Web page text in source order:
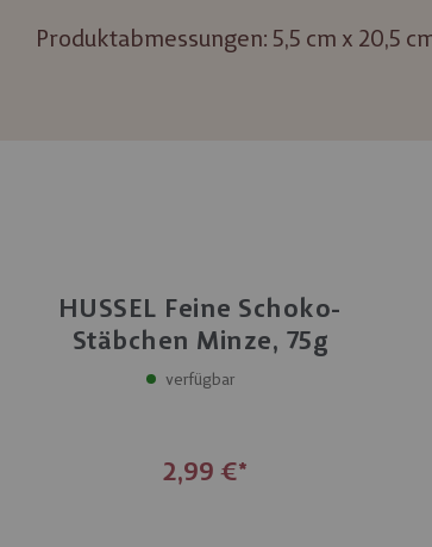
Produktabmessungen: 5,5 cm x 20,5
HUSSEL Feine Schoko-
Stäbchen Minze, 75g
verfügbar
2,99 €